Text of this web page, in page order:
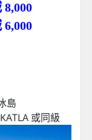
島
或同級